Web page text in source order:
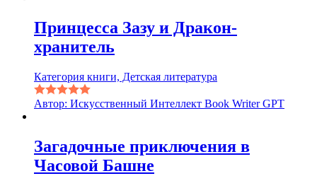
Принцесса Зазу и Дракон-
хранитель
Категория книги, Детская литература
Автор: Искусственный Интеллект Book Writer GPT
Загадочные приключения в
Часовой Башне